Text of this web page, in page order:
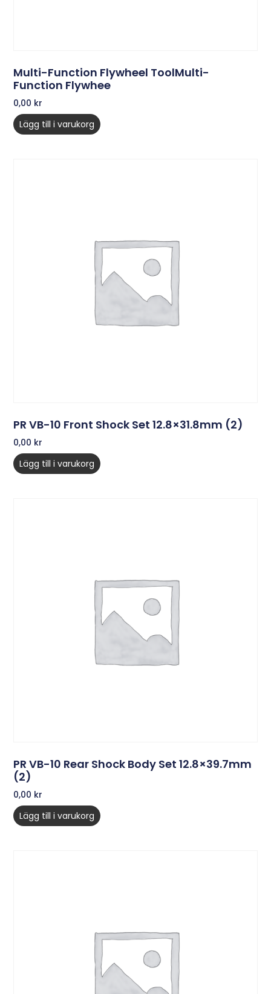
Multi-Function Flywheel ToolMulti-
Function Flywhee
0,00 kr
Lägg till i varukorg
PR VB-10 Front Shock Set 12.8×31.8mm (2)
0,00 kr
Lägg till i varukorg
PR VB-10 Rear Shock Body Set 12.8×39.7mm
(2)
0,00 kr
Lägg till i varukorg